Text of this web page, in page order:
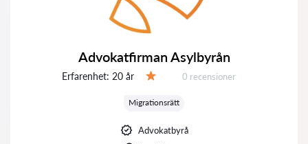
Advokatfirman Asylbyrån
Erfarenhet: 20 år Recensioner:
0 recensioner
Migrationsrätt
Advokatbyrå